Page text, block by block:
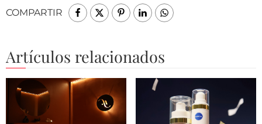
COMPARTIR
Artículos relacionados